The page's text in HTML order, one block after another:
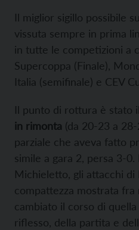
Il miglior sigillo possibile
vissuta sempre in prima
in tutte le competizioni a
Supercoppa (Finale),
Italia (semifinale) e CEV
Il punto di rottura è stato il
in rimonta (da 20-23 a
parziale che aveva fatto
simile a gara 2, persa 3-0.
Michieletto, gli attacchi di
compattezza mostrata
cambiato il corso di
riflesso, della partita e